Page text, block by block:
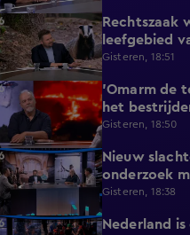
3:34
Rechtszaak
leefgebied
Gisteren, 18:51
3:43
'Omarm de
het
Gisteren, 18:50
9:50
Nieuw
onderzoek
kinderopvang
Gisteren, 18:38
9:51 Nederland